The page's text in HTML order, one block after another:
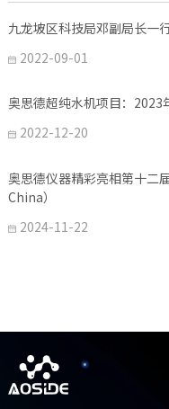
九龙坡区科技局邓副局长一
 2022-09-01
奥思德超纯水机项目：2023
 2022-12-20
奥思德仪器精彩亮相第十二
China）
 2024-11-22